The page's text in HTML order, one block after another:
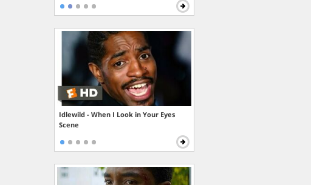
Idlewild - When I Look in Your Eyes
Scene